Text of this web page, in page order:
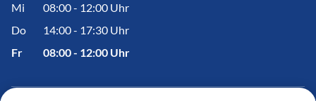
Mi
08:00 - 12:00 Uhr
Do
14:00 - 17:30 Uhr
Fr
08:00 - 12:00 Uhr